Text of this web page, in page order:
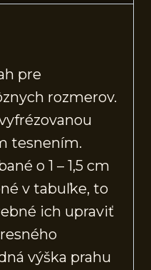
pre
rozmerov.
tesnením.
o 1 – 1,5 cm
v tabuľke, to
ich upraviť
výška prahu